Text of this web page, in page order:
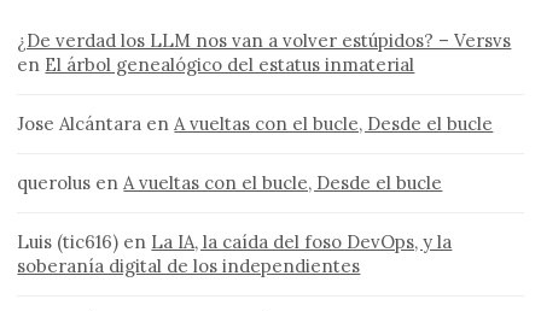
¿De verdad los LLM nos van a volver estúpidos? – Versvs
en El árbol genealógico del estatus inmaterial
Jose Alcántara enA vueltas con el bucle, Desde el bucle
querolus enA vueltas con el bucle, Desde el bucle
Luis (tic616) en La IA, la caída del foso DevOps, y la
soberanía digital de los independientes